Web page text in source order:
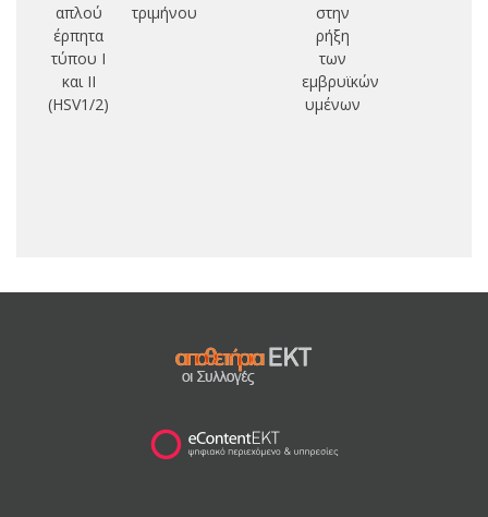
απλού
έρπητα
τύπου Ι
και ΙΙ
(HSV1/2)
τριμήνου
στην
ρήξη
των
εμβρυϊκών
υμένων